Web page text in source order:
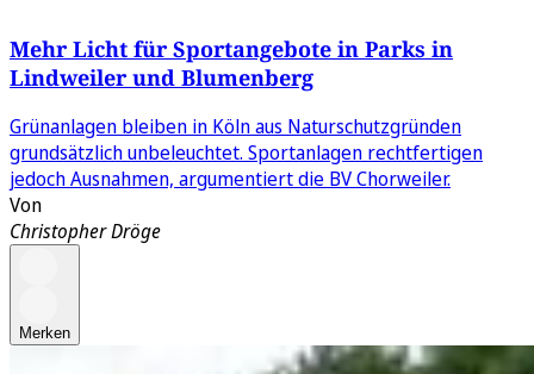
Mehr Licht für Sportangebote in Parks in
Lindweiler und Blumenberg
Grünanlagen bleiben in Köln aus Naturschutzgründen
grundsätzlich unbeleuchtet. Sportanlagen rechtfertigen
jedoch Ausnahmen, argumentiert die BV Chorweiler.
Von
Christopher Dröge
Merken